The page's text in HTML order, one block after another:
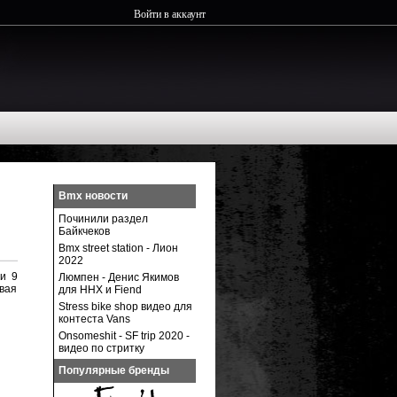
Войти в аккаунт
9
Bmx новости
Починили раздел
Байкчеков
Bmx street station - Лион
2022
Люмпен - Денис Якимов
для ННХ и Fiend
Stress bike shop видео для
контеста Vans
Onsomeshit - SF trip 2020 -
видео по стритку
Популярные бренды